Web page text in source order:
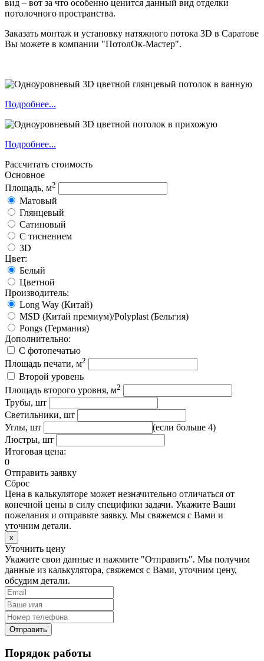
вид – вот за что особенно ценится данный вид отделки
потолочного пространства.
Заказать монтаж и установку натяжного потока 3D в Саратове
Вы можете в компании "ПотолОк-Мастер".
Подробнее...
Подробнее...
Рассчитать стоимость
Основное
Площадь, м2
Матовый
Глянцевый
Сатиновый
С тиснением
3D
Цвет:
Белый
Цветной
Производитель:
Long Way (Китай)
MSD (Китай премиум)/Polyplast (Бельгия)
Pongs (Германия)
Дополнительно:
С фотопечатью
Площадь печати, м2
Второй уровень
Площадь второго уровня, м2
Трубы, шт
Светильники, шт
Углы, шт
(если больше 4)
Люстры, шт
Итоговая цена:
0
Отправить заявку
Сброс
Цена в калькуляторе может незначительно отличаться от
конечной цены в силу специфики задачи. Укажите Ваши
пожелания и отправьте заявку. Мы свяжемся с Вами и
уточним детали.
х
Уточнить цену
Укажите свои данные и нажмите "Отправить". Мы получим
данные из калькулятора, свяжемся с Вами, уточним цену,
обсудим детали.
Отправить
Порядок работы